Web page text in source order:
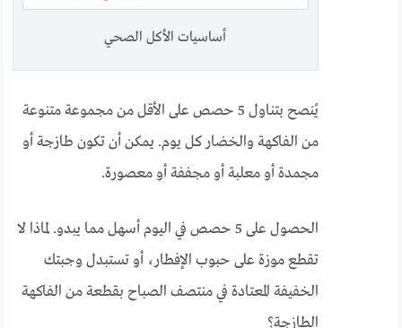
أساسيات الأكل الصحي
يُنصح بتناول 5 حصص على الأقل من مجموعة متنوعة
من الفاكهة والخضار كل يوم. يمكن أن تكون طازجة أو
مجمدة أو معلبة أو مجففة أو معصورة.
الحصول على 5 حصص في اليوم أسهل مما يبدو. لماذا لا
تقطع موزة على حبوب الإفطار، أو تستبدل وجبتك
الخفيفة المعتادة في منتصف الصباح بقطعة من الفاكهة
الطازجة؟